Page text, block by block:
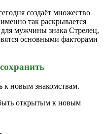
создаёт множество
так раскрывается
мужчины знака Стрелец,
основными факторами
к новым знакомствам.
открытым к новым